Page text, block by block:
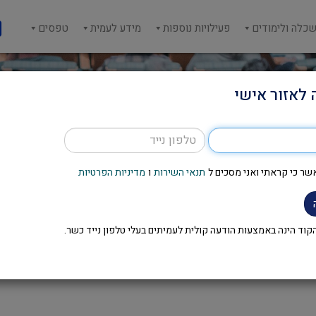
ולימודים פעילויות נוספות מידע לעמית טפסים
הבריאות.
מקצועי של עובדי המנהל
לאזור אישי
כי קראתי ואני מסכים ל תנאי השירות ו מדיניות הפרטיות
הינה באמצעות הודעה קולית לעמיתים בעלי טלפון נייד כשר.